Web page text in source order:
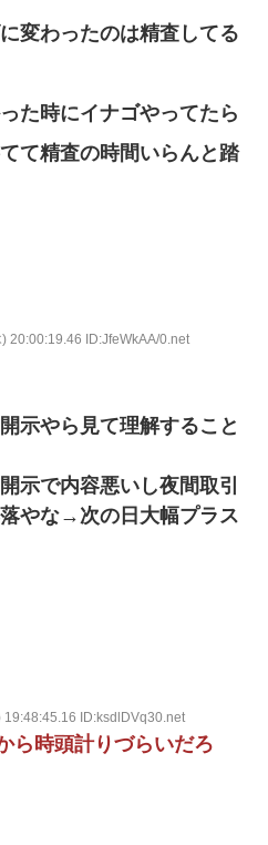
変わったのは精査してる
た時にイナゴやってたら
て精査の時間いらんと踏
20:00:19.46 ID:JfeWkAA/0.net
示やら見て理解すること
示で内容悪いし夜間取引
やな→次の日大幅プラス
19:48:45.16 ID:ksdlDVq30.net
ら時頭計りづらいだろ